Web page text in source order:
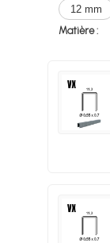
12 mm
Matière :